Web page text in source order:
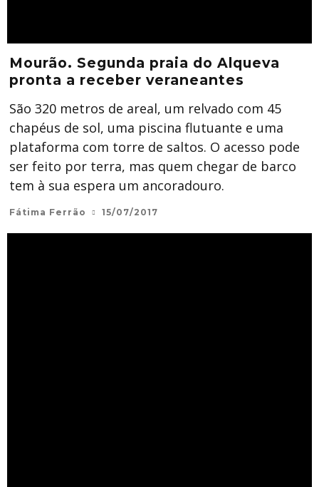
Mourão. Segunda praia do Alqueva
pronta a receber veraneantes
São 320 metros de areal, um relvado com 45
chapéus de sol, uma piscina flutuante e uma
plataforma com torre de saltos. O acesso pode
ser feito por terra, mas quem chegar de barco
tem à sua espera um ancoradouro.
Fátima Ferrão 15/07/2017